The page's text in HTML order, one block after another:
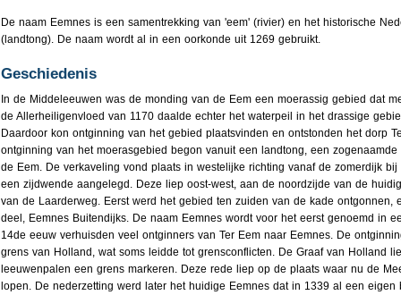
De naam Eemnes is een samentrekking van 'eem' (rivier) en het historische
(landtong). De naam wordt al in een oorkonde uit 1269 gebruikt.
Geschiedenis
In de Middeleeuwen was de monding van de Eem een moerassig gebied dat
de Allerheiligenvloed van 1170 daalde echter het waterpeil in het drassige
Daardoor kon ontginning van het gebied plaatsvinden en ontstonden het dorp
ontginning van het moerasgebied begon vanuit een landtong, een
de Eem. De verkaveling vond plaats in westelijke richting vanaf de zomerdijk bij
een zijdwende aangelegd. Deze liep oost-west, aan de noordzijde van de
van de Laarderweg. Eerst werd het gebied ten zuiden van de kade ontgonnen,
deel, Eemnes Buitendijks. De naam Eemnes wordt voor het eerst genoemd in
14de eeuw verhuisden veel ontginners van Ter Eem naar Eemnes. De
grens van Holland, wat soms leidde tot grensconflicten. De Graaf van Holland
leeuwenpalen een grens markeren. Deze rede liep op de plaats waar nu de
lopen. De nederzetting werd later het huidige Eemnes dat in 1339 al een eigen